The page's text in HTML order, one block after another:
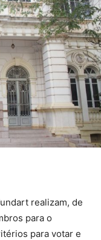
realizam, de
para o
para votar e